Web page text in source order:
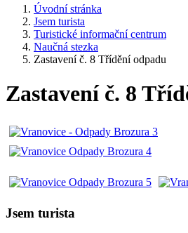
Úvodní stránka
Jsem turista
Turistické informační centrum
Naučná stezka
Zastavení č. 8 Třídění odpadu
Zastavení č. 8
Jsem turista